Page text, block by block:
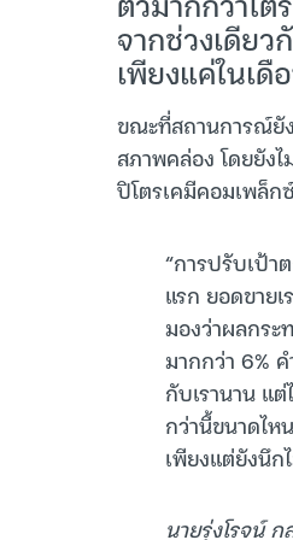
จากช่วงเดีย
เพียงแค่ในเดื
ขณะที่สถานการณ์ยั
สภาพคล่อง โดยยัง
ปิโตรเคมีคอมเพล็
“การปรับเป้า
แรก ยอดขาย
มองว่าผลกระ
มากกว่า 6%
กับเรานาน แ
กว่านี้ขนาดไห
เพียงแต่ยังนึก
นายรุ่งโรจน์ ก